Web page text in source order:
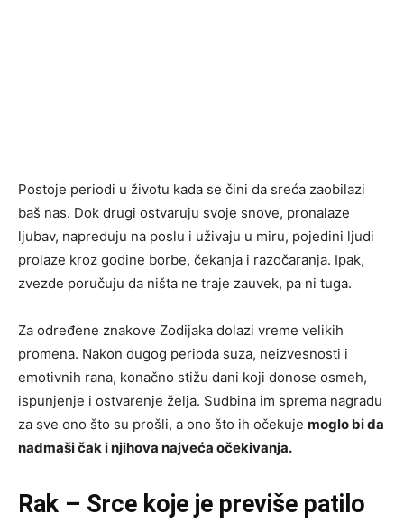
Postoje periodi u životu kada se čini da sreća zaobilazi
baš nas. Dok drugi ostvaruju svoje snove, pronalaze
ljubav, napreduju na poslu i uživaju u miru, pojedini ljudi
prolaze kroz godine borbe, čekanja i razočaranja. Ipak,
zvezde poručuju da ništa ne traje zauvek, pa ni tuga.
Za određene znakove Zodijaka dolazi vreme velikih
promena. Nakon dugog perioda suza, neizvesnosti i
emotivnih rana, konačno stižu dani koji donose osmeh,
ispunjenje i ostvarenje želja. Sudbina im sprema nagradu
za sve ono što su prošli, a ono što ih očekuje moglo bi da
nadmaši čak i njihova najveća očekivanja.
Rak – Srce koje je previše patilo